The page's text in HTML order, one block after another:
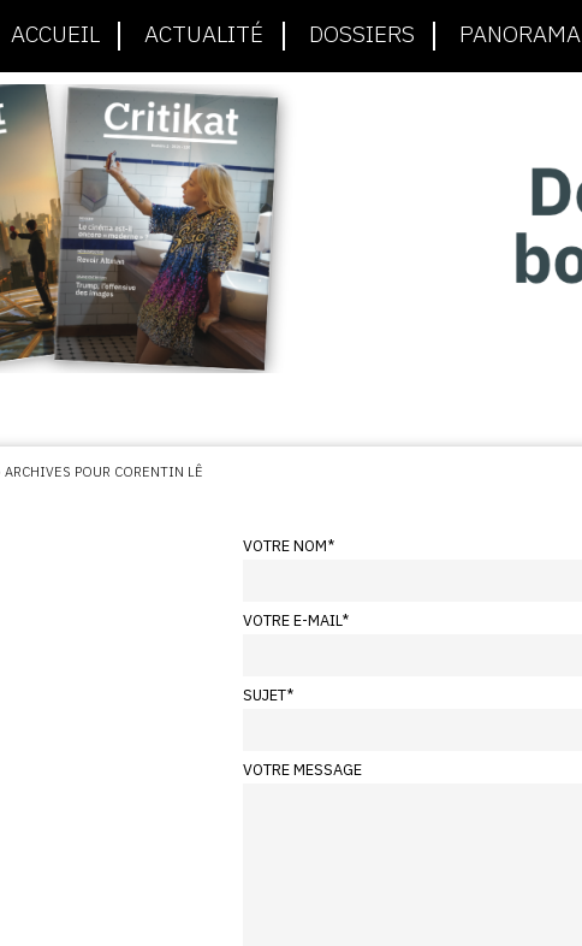
ACCUEIL ACTUALITÉ DOSSIERS PANORAMA
ARCHIVES POUR CORENTIN LÊ
VOTRE NOM*
VOTRE E-MAIL*
SUJET*
VOTRE MESSAGE